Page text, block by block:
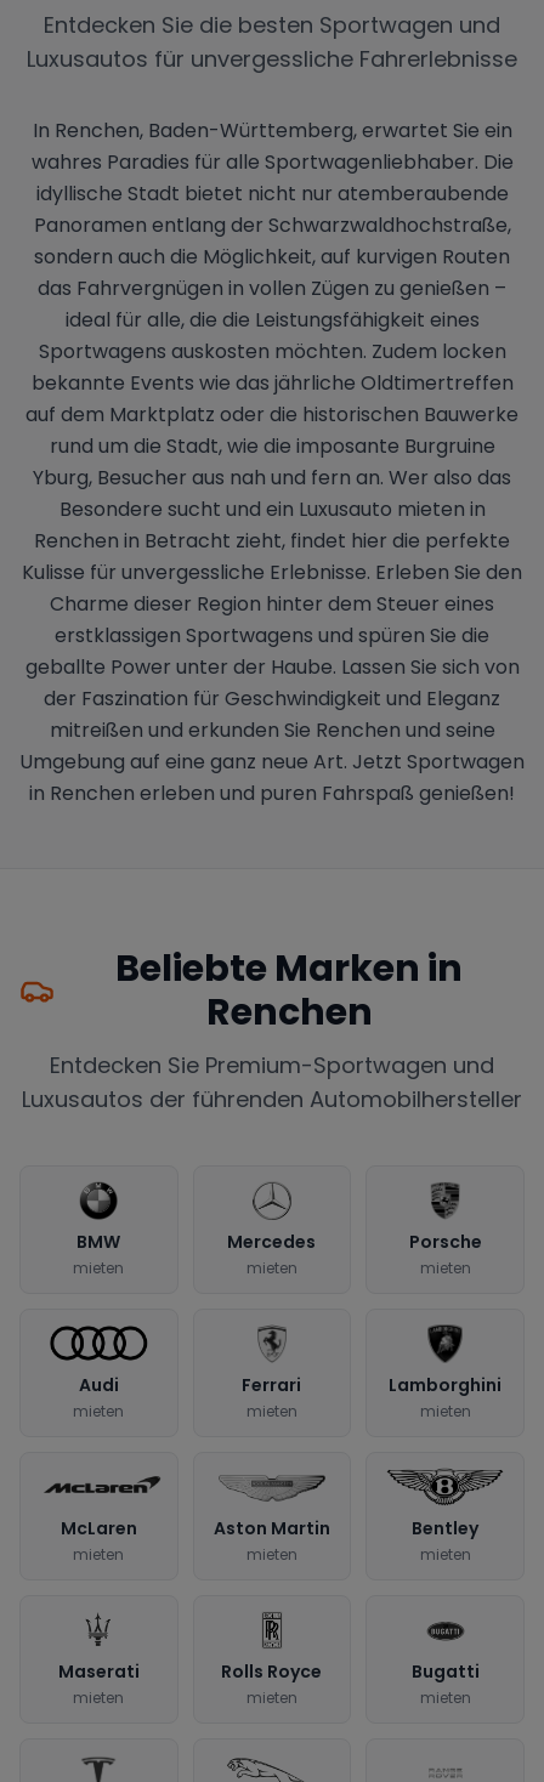
Entdecken Sie die besten Sportwagen und
Luxusautos für unvergessliche Fahrerlebnisse
In Renchen, Baden-Württemberg, erwartet Sie ein
wahres Paradies für alle Sportwagenliebhaber. Die
idyllische Stadt bietet nicht nur atemberaubende
Panoramen entlang der Schwarzwaldhochstraße,
sondern auch die Möglichkeit, auf kurvigen Routen
das Fahrvergnügen in vollen Zügen zu genießen –
ideal für alle, die die Leistungsfähigkeit eines
Sportwagens auskosten möchten. Zudem locken
bekannte Events wie das jährliche Oldtimertreffen
auf dem Marktplatz oder die historischen Bauwerke
rund um die Stadt, wie die imposante Burgruine
Yburg, Besucher aus nah und fern an. Wer also das
Besondere sucht und ein Luxusauto mieten in
Renchen in Betracht zieht, findet hier die perfekte
Kulisse für unvergessliche Erlebnisse. Erleben Sie den
Charme dieser Region hinter dem Steuer eines
erstklassigen Sportwagens und spüren Sie die
geballte Power unter der Haube. Lassen Sie sich von
der Faszination für Geschwindigkeit und Eleganz
mitreißen und erkunden Sie Renchen und seine
Umgebung auf eine ganz neue Art. Jetzt Sportwagen
in Renchen erleben und puren Fahrspaß genießen!
Beliebte Marken in
Renchen
Entdecken Sie Premium-Sportwagen und
Luxusautos der führenden Automobilhersteller
BMW
mieten
Mercedes
mieten
Porsche
mieten
Audi
mieten
Ferrari
mieten
Lamborghini
mieten
McLaren
mieten
Aston Martin
mieten
Bentley
mieten
Maserati
mieten
Rolls Royce
mieten
Bugatti
mieten